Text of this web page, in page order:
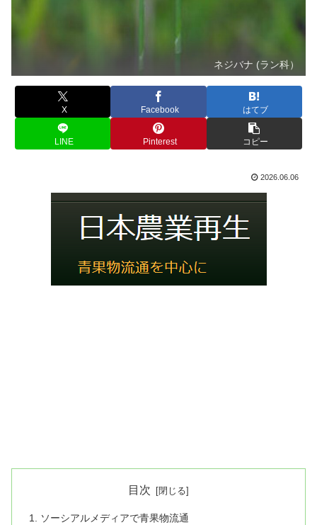
ネジバナ (ラン科）
X Facebook はてブ
LINE Pinterest コピー
2026.06.06
目次
ソーシアルメディアで青果物流通